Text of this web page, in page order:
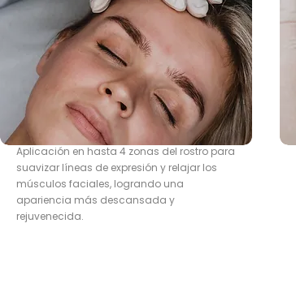
Aplicación en hasta 4 zonas del rostro para
suavizar líneas de expresión y relajar los
músculos faciales, logrando una
apariencia más descansada y
rejuvenecida.